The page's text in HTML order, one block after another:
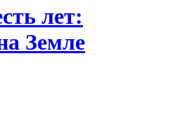
лет:
Земле